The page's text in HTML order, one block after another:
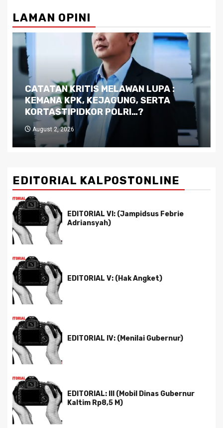
LAMAN OPINI
Dilema Kaltim di Tengah Krisis:
Kutukan Sumber Daya Alam dan
Pemimpin yang Tak Kreatif
July 29, 2026
EDITORIAL KALPOSTONLINE
EDITORIAL VI: (Jampidsus Febrie
Adriansyah)
EDITORIAL V: (Hak Angket)
EDITORIAL IV: (Menilai Gubernur)
EDITORIAL: III (Mobil Dinas Gubernur
Kaltim Rp8,5 M)